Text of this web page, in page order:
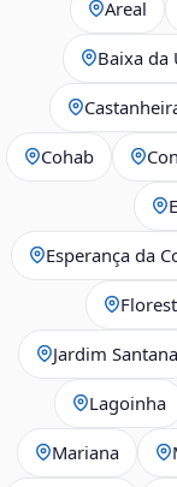
Areal
Baixa da
Cohab
Esperança da
Jardim Santana
Lagoinha
Mariana